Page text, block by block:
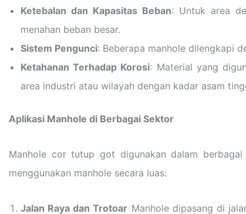
Ketebalan dan Kapasitas Beban: Untuk area
menahan beban besar.
Sistem Pengunci: Beberapa manhole dilengkapi
Ketahanan Terhadap Korosi: Material yang
area industri atau wilayah dengan kadar asam
Aplikasi Manhole di Berbagai Sektor
Manhole cor tutup got digunakan dalam
menggunakan manhole secara luas:
Jalan Raya dan Trotoar Manhole dipasang di